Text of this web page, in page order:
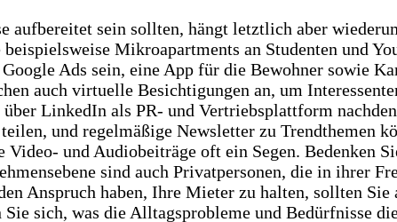
aufbereitet sein sollten, hängt letztlich aber
Mikroapartments an Studenten und
Ads sein, eine App für die Bewohner sowie
auch virtuelle Besichtigungen an, um
LinkedIn als PR- und Vertriebsplattform
und regelmäßige Newsletter zu Trendthemen
und Audiobeiträge oft ein Segen. Bedenken
sind auch Privatpersonen, die in ihrer
Anspruch haben, Ihre Mieter zu halten, sollten Sie
sich, was die Alltagsprobleme und Bedürfnisse